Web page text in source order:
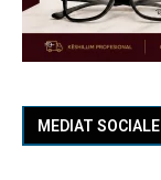
MEDIAT SOCIALE